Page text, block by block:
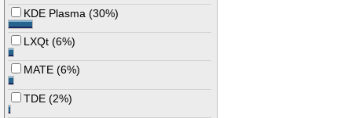
KDE Plasma (30%)
LXQt (6%)
MATE (6%)
TDE (2%)